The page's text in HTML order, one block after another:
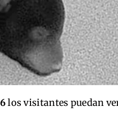
los visitantes puedan